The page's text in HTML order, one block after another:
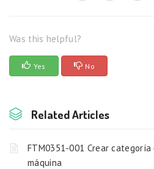
Was this helpful?
Yes No
Related Articles
FTM0351-001 Crear
máquina